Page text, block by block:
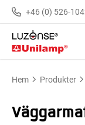
+46 (0) 526-
Hem Produkter